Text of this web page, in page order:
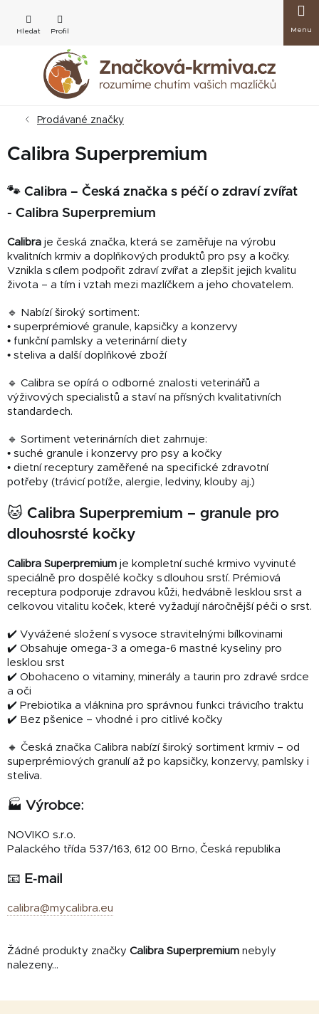
obsah
košík
Prodávané značky
Calibra Superpremium
🐾 Calibra – Česká značka s péčí o zdraví zvířat
- Calibra Superpremium
Calibra je česká značka, která se zaměřuje na výrobu
kvalitních krmiv a doplňkových produktů pro psy a kočky.
Vznikla s cílem podpořit zdraví zvířat a zlepšit jejich kvalitu
života – a tím i vztah mezi mazlíčkem a jeho chovatelem.
🔹 Nabízí široký sortiment:
• superprémiové granule, kapsičky a konzervy
• funkční pamlsky a veterinární diety
• steliva a další doplňkové zboží
🔹 Calibra se opírá o odborné znalosti veterinářů a
výživových specialistů a staví na přísných kvalitativních
standardech.
🔹 Sortiment veterinárních diet zahrnuje:
• suché granule i konzervy pro psy a kočky
• dietní receptury zaměřené na specifické zdravotní
potřeby (trávicí potíže, alergie, ledviny, klouby aj.)
🐱 Calibra Superpremium – granule pro
dlouhosrsté kočky
Calibra Superpremium je kompletní suché krmivo vyvinuté
speciálně pro dospělé kočky s dlouhou srstí. Prémiová
receptura podporuje zdravou kůži, hedvábně lesklou srst a
celkovou vitalitu koček, které vyžadují náročnější péči o srst.
✔️ Vyvážené složení s vysoce stravitelnými bílkovinami
✔️ Obsahuje omega-3 a omega-6 mastné kyseliny pro
lesklou srst
✔️ Obohaceno o vitaminy, minerály a taurin pro zdravé srdce
a oči
✔️ Prebiotika a vláknina pro správnou funkci trávicího traktu
✔️ Bez pšenice – vhodné i pro citlivé kočky
🔸 Česká značka Calibra nabízí široký sortiment krmiv – od
superprémiových granulí až po kapsičky, konzervy, pamlsky i
steliva.
🏭 Výrobce:
NOVIKO s.r.o.
Palackého třída 537/163, 612 00 Brno, Česká republika
📧 E‑mail
calibra@mycalibra.eu
Žádné produkty značky Calibra Superpremium nebyly
nalezeny...